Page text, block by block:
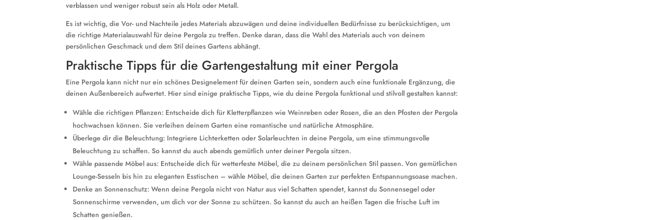
verblassen und weniger robust sein als Holz oder Metall.
Es ist wichtig, die Vor- und Nachteile jedes Materials abzuwägen und deine individuellen Bedürfnisse zu berücksichtigen, um
die richtige Materialauswahl für deine Pergola zu treffen. Denke daran, dass die Wahl des Materials auch von deinem
persönlichen Geschmack und dem Stil deines Gartens abhängt.
Praktische Tipps für die Gartengestaltung mit einer Pergola
Eine Pergola kann nicht nur ein schönes Designelement für deinen Garten sein, sondern auch eine funktionale Ergänzung, die
deinen Außenbereich aufwertet. Hier sind einige praktische Tipps, wie du deine Pergola funktional und stilvoll gestalten kannst:
Wähle die richtigen Pflanzen: Entscheide dich für Kletterpflanzen wie Weinreben oder Rosen, die an den Pfosten der Pergola
hochwachsen können. Sie verleihen deinem Garten eine romantische und natürliche Atmosphäre.
Überlege dir die Beleuchtung: Integriere Lichterketten oder Solarleuchten in deine Pergola, um eine stimmungsvolle
Beleuchtung zu schaffen. So kannst du auch abends gemütlich unter deiner Pergola sitzen.
Wähle passende Möbel aus: Entscheide dich für wetterfeste Möbel, die zu deinem persönlichen Stil passen. Von gemütlichen
Lounge-Sesseln bis hin zu eleganten Esstischen – wähle Möbel, die deinen Garten zur perfekten Entspannungsoase machen.
Denke an Sonnenschutz: Wenn deine Pergola nicht von Natur aus viel Schatten spendet, kannst du Sonnensegel oder
Sonnenschirme verwenden, um dich vor der Sonne zu schützen. So kannst du auch an heißen Tagen die frische Luft im
Schatten genießen.